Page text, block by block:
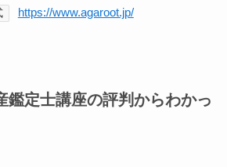
https://www.agaroot.jp/
鑑定士講座の評判からわかっ